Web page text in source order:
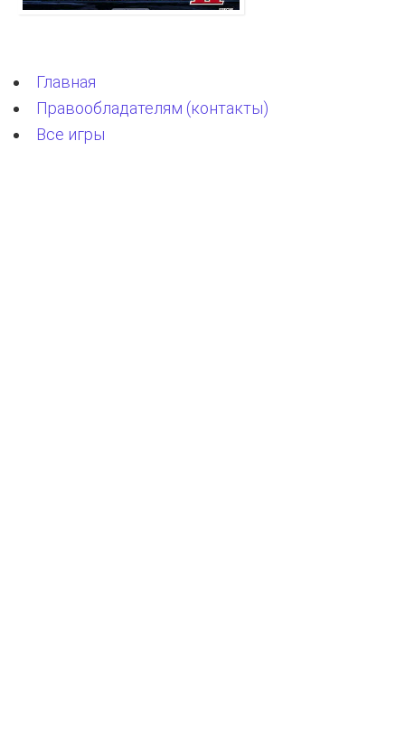
Главная
Правообладателям (контакты)
Все игры